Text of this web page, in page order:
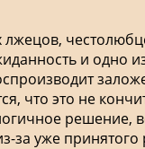
лжецов,
и одно
что это не
решение,
за уже